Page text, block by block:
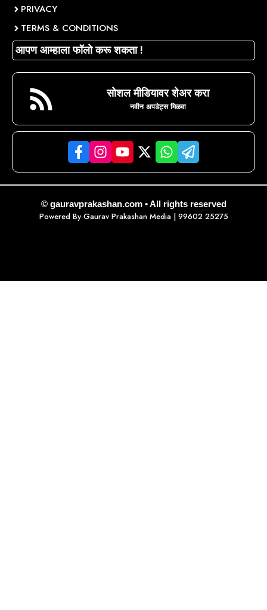
PRIVACY
TERMS & CONDITIONS
आपण आम्हाला फॉलो करू शकता !
सोशल मीडियावर शेअर करा
नवीन अपडेट्स मिळवा
© gauravprakashan.com • All rights reserved
Powered By Gaurav Prakashan Media| 99602 25275